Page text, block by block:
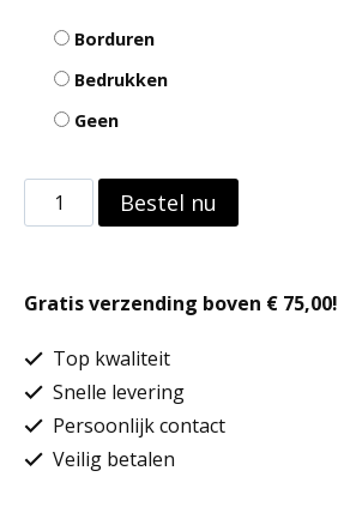
Borduren
Bedrukken
Geen
Waterdichte
rugzak
Bestel nu
Gratis verzending boven € 75,00!
Top kwaliteit
Snelle levering
Persoonlijk contact
Veilig betalen